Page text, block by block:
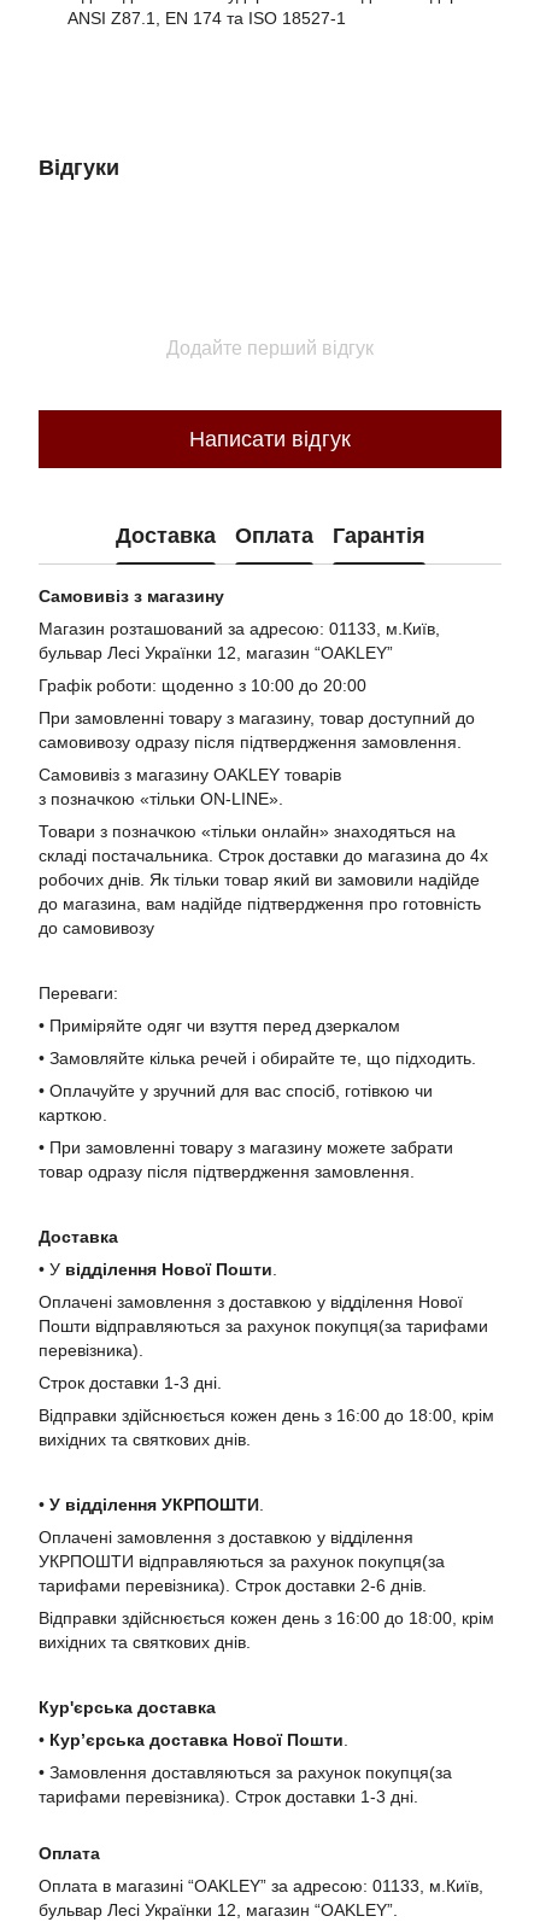
ANSI Z87.1, EN 174 та ISO 18527-1
Відгуки
Додайте перший відгук
Написати відгук
Доставка Оплата Гарантія
Самовивіз з магазину
Магазин розташований за адресою: 01133, м.Київ,
бульвар Лесі Українки 12, магазин “OAKLEY”
Графік роботи: щоденно з 10:00 до 20:00
При замовленні товару з магазину, товар доступний до
самовивозу одразу після підтвердження замовлення.
Самовивіз з магазину OAKLEY товарів
з позначкою «тільки ON-LINE».
Товари з позначкою «тільки онлайн» знаходяться на
складі постачальника. Строк доставки до магазина до 4х
робочих днів. Як тільки товар який ви замовили надійде
до магазина, вам надійде підтвердження про готовність
до самовивозу
Переваги:
• Приміряйте одяг чи взуття перед дзеркалом
• Замовляйте кілька речей і обирайте те, що підходить.
• Оплачуйте у зручний для вас спосіб, готівкою чи
карткою.
• При замовленні товару з магазину можете забрати
товар одразу після підтвердження замовлення.
Доставка
• У відділення Нової Пошти
Оплачені замовлення з доставкою у відділення Нової
Пошти відправляються за рахунок покупця(за тарифами
перевізника).
Строк доставки 1-3 дні.
Відправки здійснюється кожен день з 16:00 до 18:00, крім
вихідних та святкових днів.
• У відділення УКРПОШТИ
Оплачені замовлення з доставкою у відділення
УКРПОШТИ відправляються за рахунок покупця(за
тарифами перевізника). Строк доставки 2-6 днів.
Відправки здійснюється кожен день з 16:00 до 18:00, крім
вихідних та святкових днів.
Кур'єрська доставка
• Кур’єрська доставка Нової Пошти
• Замовлення доставляються за рахунок покупця(за
тарифами перевізника). Строк доставки 1-3 дні.
Оплата
Оплата в магазині “OAKLEY” за адресою: 01133, м.Київ,
бульвар Лесі Українки 12, магазин “OAKLEY”.